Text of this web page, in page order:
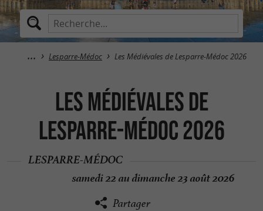
Lesparre-Médoc Les Médiévales de Lesparre-Médoc 2026
Les Médiévales de
Lesparre-Médoc 2026
LESPARRE-MÉDOC
samedi 22 au dimanche 23 août 2026
Partager